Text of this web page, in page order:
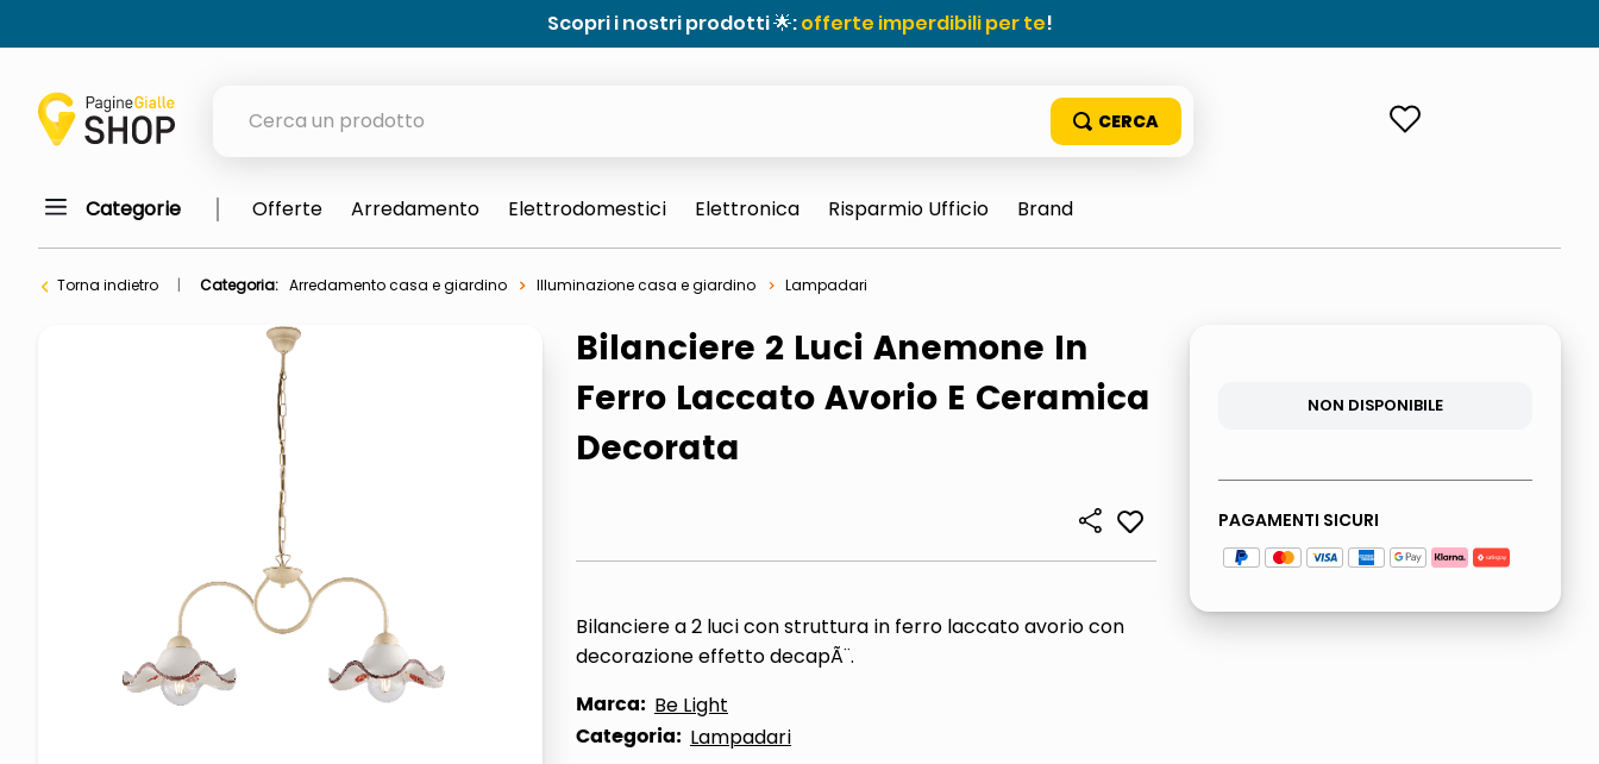
Scopri i nostri prodotti 🌟:offerte imperdibili per te!
meme
elenco
ombrelloni
italia independent occhiali sole 0703 thin rotondo sun
lucidatrice pavimenti
pattumiera raccolta differenziata
elenco telefonico
faro solare
Categorie Offerte Arredamento Elettrodomestici Elettronica Risparmio Ufficio Brand
Torna indietro Categoria: Arredamento casa e giardino Illuminazione casa e giardino Lampadari
Bilanciere 2 Luci Anemone In
Ferro Laccato Avorio E Ceramica
Decorata
Bilanciere a 2 luci con struttura in ferro laccato avorio con
decorazione effetto decapÃ¨.
Marca: Be Light
Categoria: Lampadari
NON DISPONIBILE
PAGAMENTI SICURI